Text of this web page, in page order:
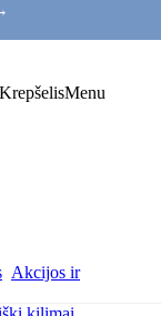
KrepšelisMenu
Akcijos ir